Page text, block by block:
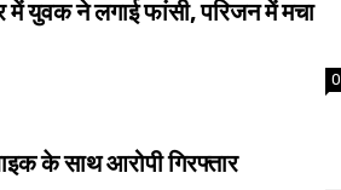
युवक ने लगाई फांसी, परिजन में मचा
0
के साथ आरोपी गिरफ्तार